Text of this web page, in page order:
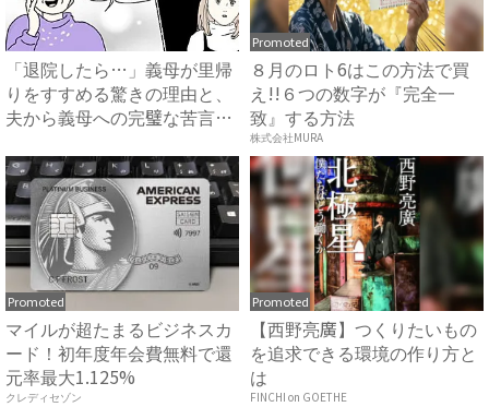
「退院したら…」義母が里帰
りをすすめる驚きの理由と、
夫から義母への完璧な苦言
Promoted
８月のロト6はこの方法で買
え!!６つの数字が『完全一
致』する方法
株式会社MURA
Promoted
マイルが超たまるビジネスカ
ード！初年度年会費無料で還
元率最大1.125%
クレディセゾン
Promoted
【西野亮廣】つくりたいもの
を追求できる環境の作り方と
は
FINCHI on GOETHE